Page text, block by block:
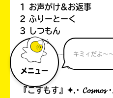
メニュー
キミィだよ～
1 お声がけ&お返事
2 ふりーとーく
3 しつもん
◌ ┈┈┈┈ ⋆
┈┈┈┈ ◌
『こすもす』✦.· 𝓒𝓸𝓼𝓶𝓸𝓼